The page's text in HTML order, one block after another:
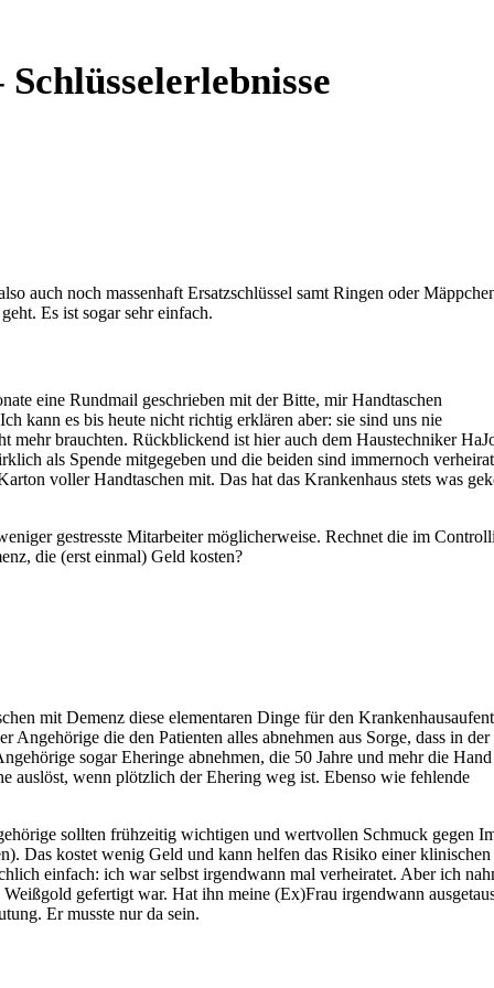
auch noch massenhaft Ersatzschlüssel samt Ringen oder
Es ist sogar sehr einfach.
eine Rundmail geschrieben mit der Bitte, mir Handtaschen
kann es bis heute nicht richtig erklären aber: sie sind uns nie
mehr brauchten. Rückblickend ist hier auch dem Haustechniker
als Spende mitgegeben und die beiden sind immernoch
voller Handtaschen mit. Das hat das Krankenhaus stets was
gestresste Mitarbeiter möglicherweise. Rechnet die im
die (erst einmal) Geld kosten?
mit Demenz diese elementaren Dinge für den
Angehörige die den Patienten alles abnehmen aus Sorge, dass in
sogar Eheringe abnehmen, die 50 Jahre und mehr die Hand
auslöst, wenn plötzlich der Ehering weg ist. Ebenso wie fehlende
sollten frühzeitig wichtigen und wertvollen Schmuck gegen
Das kostet wenig Geld und kann helfen das Risiko einer klinischen
einfach: ich war selbst irgendwann mal verheiratet. Aber ich
gefertigt war. Hat ihn meine (Ex)Frau irgendwann
Er musste nur da sein.